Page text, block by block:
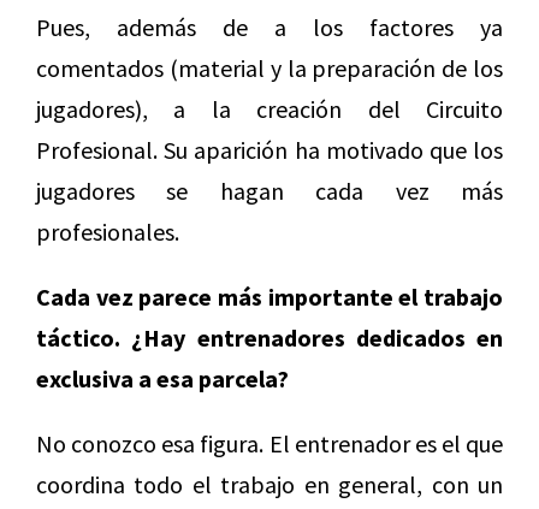
Pues, además de a los factores ya
comentados (material y la preparación de los
jugadores), a la creación del Circuito
Profesional. Su aparición ha motivado que los
jugadores se hagan cada vez más
profesionales.
Cada vez parece más importante el trabajo
táctico. ¿Hay entrenadores dedicados en
exclusiva a esa parcela?
No conozco esa figura. El entrenador es el que
coordina todo el trabajo en general, con un